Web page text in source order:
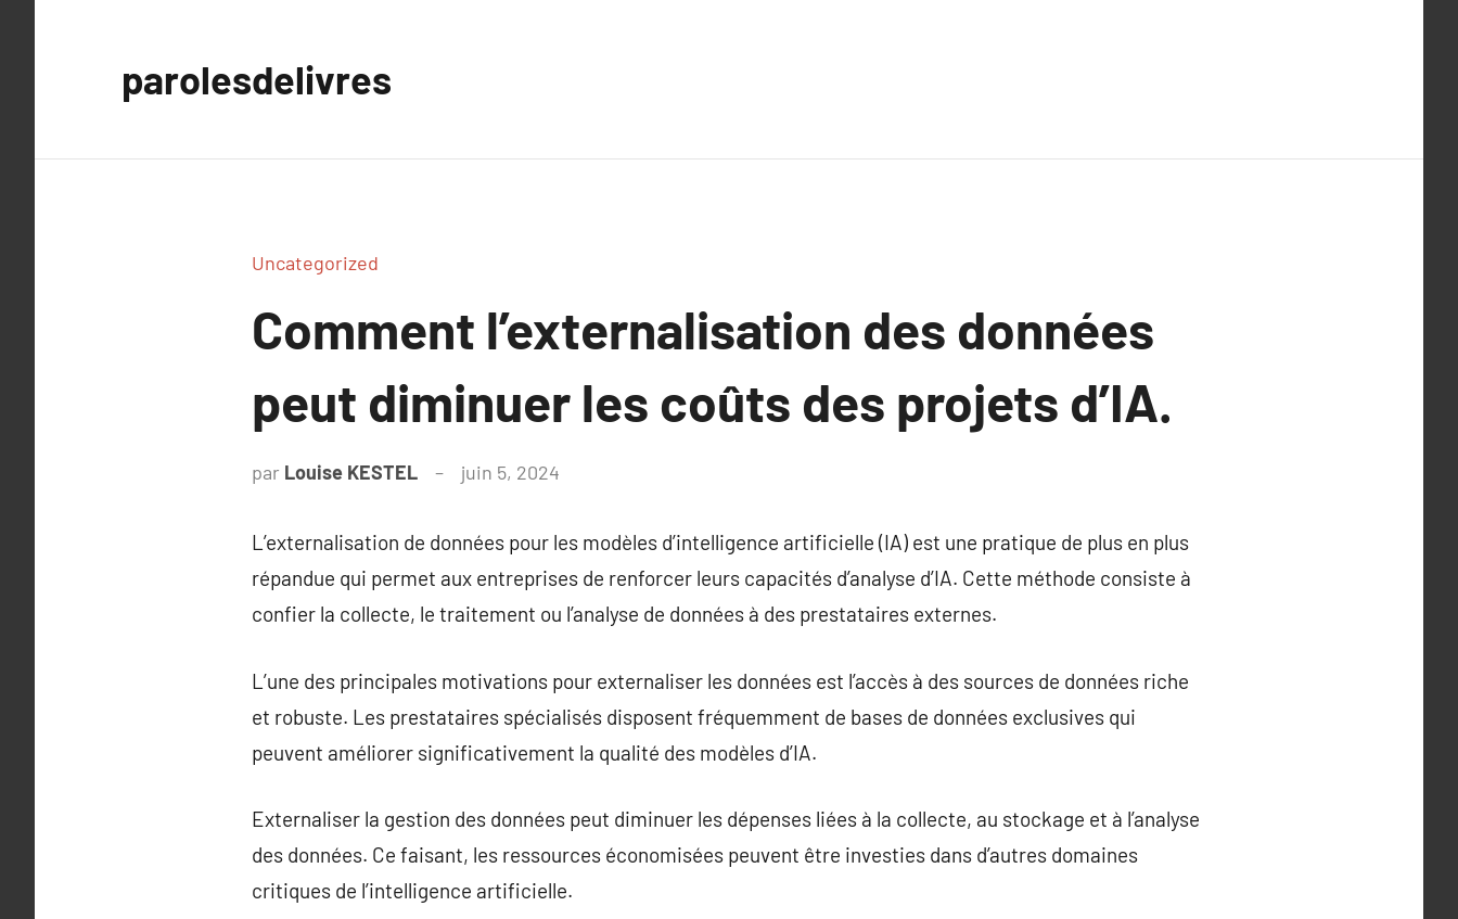
parolesdelivres
Uncategorized
Comment l’externalisation des données
peut diminuer les coûts des projets d’IA.
par Louise KESTEL juin 5, 2024
L’externalisation de données pour les modèles d’intelligence artificielle (IA) est une pratique de plus en plus
répandue qui permet aux entreprises de renforcer leurs capacités d’analyse d’IA. Cette méthode consiste à
confier la collecte, le traitement ou l’analyse de données à des prestataires externes.
L’une des principales motivations pour externaliser les données est l’accès à des sources de données riche
et robuste. Les prestataires spécialisés disposent fréquemment de bases de données exclusives qui
peuvent améliorer significativement la qualité des modèles d’IA.
Externaliser la gestion des données peut diminuer les dépenses liées à la collecte, au stockage et à l’analyse
des données. Ce faisant, les ressources économisées peuvent être investies dans d’autres domaines
critiques de l’intelligence artificielle.